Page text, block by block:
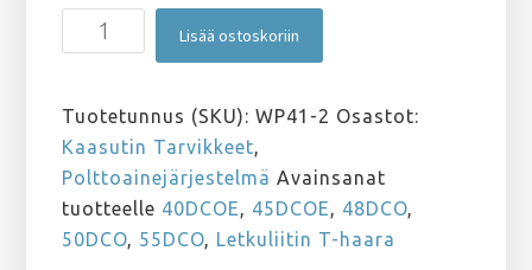
Letkuliitin
DCOE
T-
haara.
määrä
Lisää ostoskoriin
Tuotetunnus (SKU):WP41-2 Osastot:
Kaasutin Tarvikkeet,
Polttoainejärjestelmä Avainsanat
tuotteelle 40DCOE, 45DCOE, 48DCO,
50DCO, 55DCO, Letkuliitin T-haara